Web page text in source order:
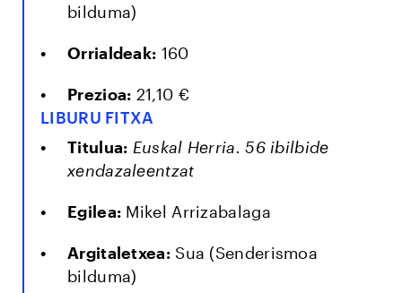
bilduma)
Orrialdeak: 160
Prezioa: 21,10 €
LIBURU FITXA
Titulua: Euskal Herria. 56 ibilbide
xendazaleentzat
Egilea: Mikel Arrizabalaga
Argitaletxea:Sua (Senderismoa
bilduma)